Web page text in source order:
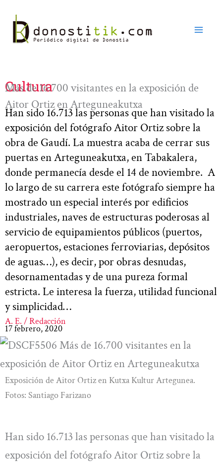
contenido
Cultura
Más de 16.700 visitantes en la exposición de
Aitor Ortiz en Arteguneakutxa
Han sido 16.713 las personas que han visitado la
exposición del fotógrafo Aitor Ortiz sobre la
obra de Gaudí. La muestra acaba de cerrar sus
puertas en Arteguneakutxa, en Tabakalera,
donde permanecía desde el 14 de noviembre. A
lo largo de su carrera este fotógrafo siempre ha
mostrado un especial interés por edificios
industriales, naves de estructuras poderosas al
servicio de equipamientos públicos (puertos,
aeropuertos, estaciones ferroviarias, depósitos
de aguas…), es decir, por obras desnudas,
desornamentadas y de una pureza formal
estricta. Le interesa la fuerza, utilidad funcional
y simplicidad…
A. E. / Redacción
17 febrero, 2020
Exposición de Aitor Ortiz en Kutxa Kultur Artegunea.
Fotos: Santiago Farizano
Han sido 16.713 las personas que han visitado la
exposición del fotógrafo Aitor Ortiz sobre la